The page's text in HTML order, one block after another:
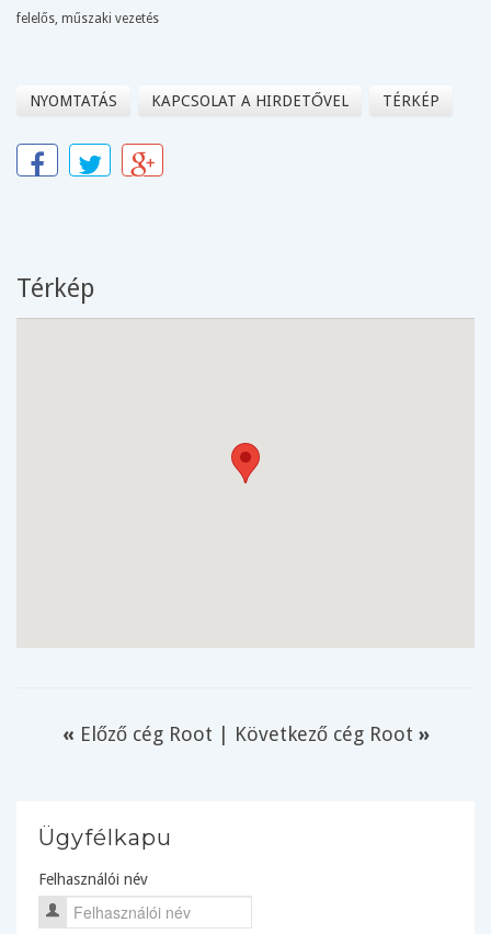
felelős, műszaki vezetés
NYOMTATÁS KAPCSOLAT A HIRDETŐVEL TÉRKÉP
Térkép
« Előző cég Root | Következő cég Root »
Ügyfélkapu
Felhasználói név